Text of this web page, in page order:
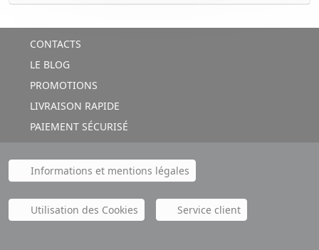
CONTACTS
LE BLOG
PROMOTIONS
LIVRAISON RAPIDE
PAIEMENT SÉCURISÉ
Informations et mentions légales
Utilisation des Cookies Service client